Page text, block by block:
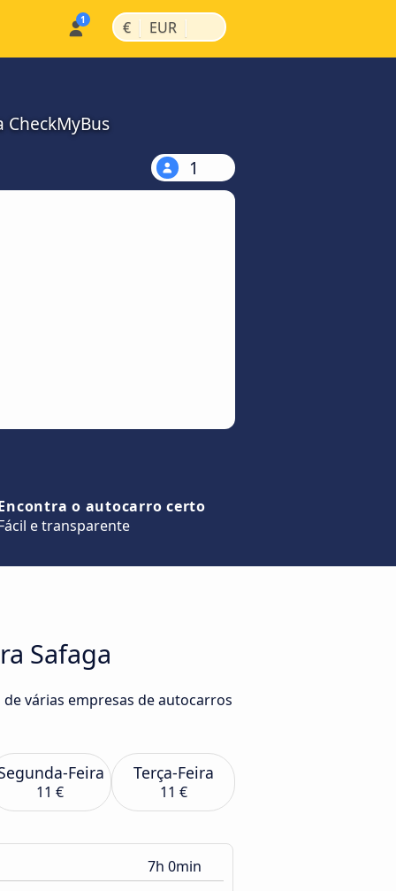
€ | EUR |
1
o autocarro certo
e transparente
Safaga
várias empresas de autocarros
Feira
11 €
Terça-Feira
11 €
7h 0min